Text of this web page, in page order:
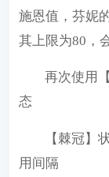
施恩值，芬妮
其上限为80，
再次使用
态
【棘冠】
用间隔